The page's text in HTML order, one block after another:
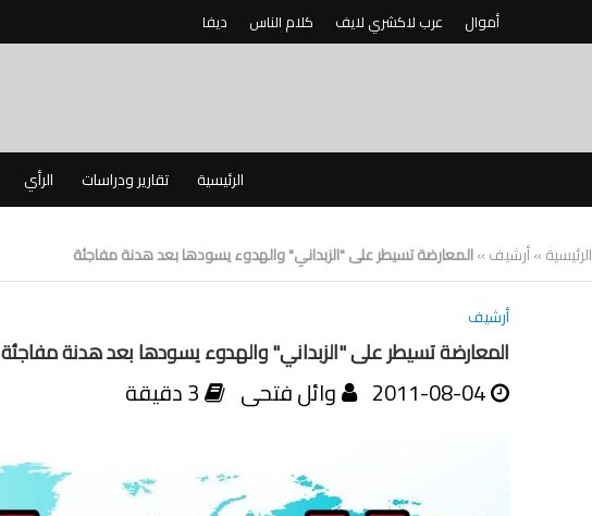
أموال عرب لاكشري لايف كلام الناس ديفا
الرئيسية تقارير ودراسات الرأي
الرئيسية»أرشيف»المعارضة تسيطر على "الزبداني" والهدوء يسودها بعد هدنة مفاجئة
أرشيف
المعارضة تسيطر على "الزبداني" والهدوء يسودها بعد هدنة مفاجئة
2011-08-04 وائل فتحى 3 دقيقة